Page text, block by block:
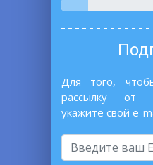
Для того,
рассылку от
укажите свой e-